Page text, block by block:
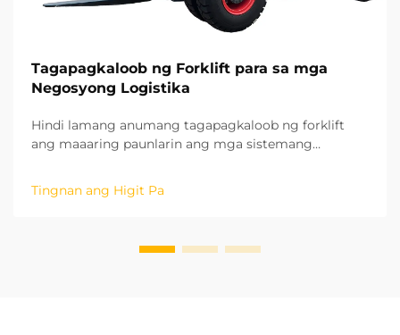
Tagapagkaloob ng Forklift para sa mga
Negosyong Logistika
Hindi lamang anumang tagapagkaloob ng forklift
ang maaaring paunlarin ang mga sistemang
tagapagkaloob na pumasok sa matagalang
estratehikong pakikipagtulungan. Batay sa aming
ang potensyal ng ...
Tingnan ang Higit Pa